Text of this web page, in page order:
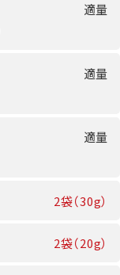
適量
適量
適量
2袋（30g）
2袋（20g）